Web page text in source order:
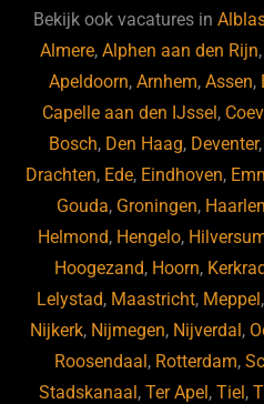
b
o
o
k
ky dI
n
Bekijk ook vacatures in
Almere,Alphen aan den Rijn
Apeldoorn,Arnhem,Assen,
Capelle aan den IJssel ,
Bosch, Den Haag, Deventer,
Drachten, Ede, Eindhoven,
Gouda, Groningen,
Helmond, Hengelo,
Hoogezand, Hoorn,
Lelystad, Maastricht, Meppel ,
Nijkerk, Nijmegen, Nijverdal ,
Roosendaal , Rotterdam,
Stadskanaal ,Ter Apel ,Tiel ,